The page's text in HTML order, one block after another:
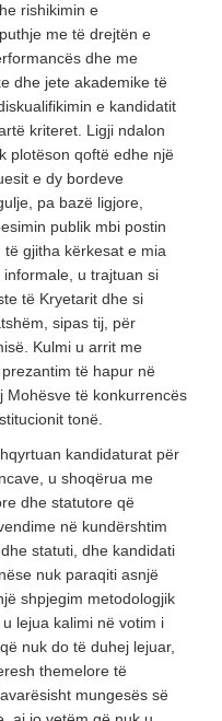
rishikimin e
me të drejtën e
dhe me
dhe jete akademike të
e kandidatit
kriteret. Ligji ndalon
plotëson qoftë edhe një
e dy bordeve
pa bazë ligjore,
publik mbi postin
gjitha kërkesat e mia
u trajtuan si
të Kryetarit dhe si
sipas tij, për
Kulmi u arrit me
të hapur në
Mohësve të konkurrencës
tonë.
kandidaturat për
u shoqërua me
dhe statutore që
në kundërshtim
statuti, dhe kandidati
nuk paraqiti asnjë
shpjegim metodologjik
lejua kalimi në votim i
nuk do të duhej lejuar,
themelore të
mungesës së